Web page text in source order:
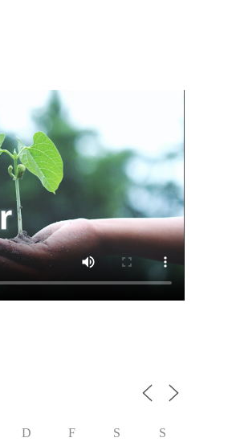
D F S S